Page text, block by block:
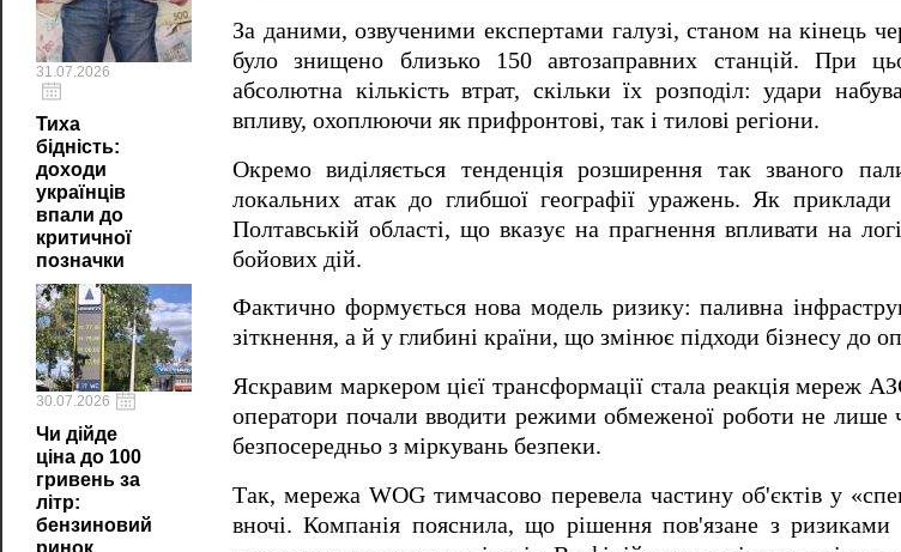
31.07.2026
Тиха
бідність:
доходи
українців
впали до
критичної
позначки
30.07.2026
Чи дійде
ціна до 100
гривень за
літр:
бензиновий
ринок
За даними, озвученими експертами галузі, станом на кінець
було знищено близько 150 автозаправних станцій. При
абсолютна кількість втрат, скільки їх розподіл: удари
впливу, охоплюючи як прифронтові, так і тилові регіони.
Окремо виділяється тенденція розширення так званого
локальних атак до глибшої географії уражень. Як
Полтавській області, що вказує на прагнення впливати на
бойових дій.
Фактично формується нова модель ризику: паливна
зіткнення, а й у глибині країни, що змінює підходи бізнесу до
Яскравим маркером цієї трансформації стала реакція мереж
оператори почали вводити режими обмеженої роботи не лише
безпосередньо з міркувань безпеки.
Так, мережа WOG тимчасово перевела частину об'єктів у
вночі. Компанія пояснила, що рішення пов'язане з ризиками